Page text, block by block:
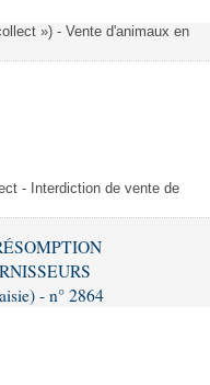
») - Vente d'animaux en
- Interdiction de vente de
- n° 2864